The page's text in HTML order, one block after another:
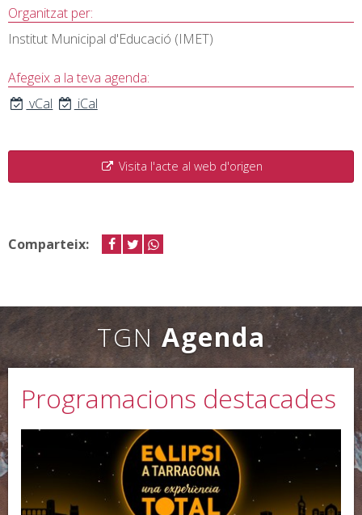
Organitzat per:
Institut Municipal d'Educació (IMET)
Afegeix a la teva agenda:
vCal
iCal
Visita l'acte al web d'origen
Comparteix: facebook
twitter
TGN Agenda
Programacions destacades